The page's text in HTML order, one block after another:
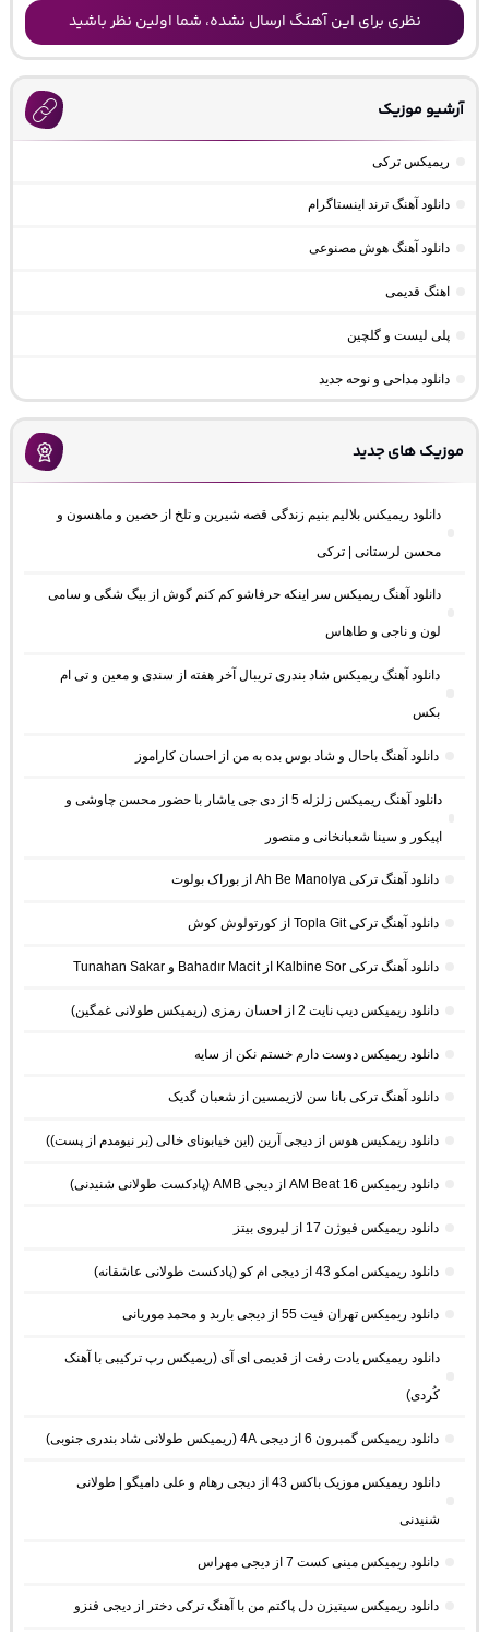
نظری برای این آهنگ ارسال نشده، شما اولین نظر باشید
آرشیو موزیک
ریمیکس ترکی
دانلود آهنگ ترند اینستاگرام
دانلود آهنگ هوش مصنوعی
اهنگ قدیمی
پلی لیست و گلچین
دانلود مداحی و نوحه جدید
موزیک های جدید
دانلود ریمیکس بلالیم بنیم زندگی قصه شیرین و تلخ از حصین و ماهسون و
محسن لرستانی | ترکی
دانلود آهنگ ریمیکس سر اینکه حرفاشو کم کنم گوش از بیگ شگی و سامی
لون و ناجی و طاهاس
دانلود آهنگ ریمیکس شاد بندری تریبال آخر هفته از سندی و معین و تی ام
بکس
دانلود آهنگ باحال و شاد بوس بده به من از احسان کاراموز
دانلود آهنگ ریمیکس زلزله 5 از دی جی یاشار با حضور محسن چاوشی و
اپیکور و سینا شعبانخانی و منصور
دانلود آهنگ ترکی Ah Be Manolya از بوراک بولوت
دانلود آهنگ ترکی Topla Git از کورتولوش کوش
دانلود آهنگ ترکی Kalbine Sor از Bahadır Macit و Tunahan Sakar
دانلود ریمیکس دیپ نایت 2 از احسان رمزی (ریمیکس طولانی غمگین)
دانلود ریمیکس دوست دارم خستم نکن از سایه
دانلود آهنگ ترکی بانا سن لازیمسین از شعبان گدیک
دانلود ریمکیس هوس از دیجی آرین (این خیابونای خالی (بر نیومدم از پست))
دانلود ریمیکس AM Beat 16 از دیجی AMB (پادکست طولانی شنیدنی)
دانلود ریمیکس فیوژن 17 از لیروی بیتز
دانلود ریمیکس امکو 43 از دیجی ام کو (پادکست طولانی عاشقانه)
دانلود ریمیکس تهران فیت 55 از دیجی باربد و محمد موریانی
دانلود ریمیکس یادت رفت از قدیمی ای آی (ریمیکس رپ ترکیبی با آهنک
کُردی)
دانلود ریمیکس گمبرون 6 از دیجی 4A (ریمیکس طولانی شاد بندری جنوبی)
دانلود ریمیکس موزیک باکس 43 از دیجی رهام و علی دامیگو | طولانی
شنیدنی
دانلود ریمیکس مینی کست 7 از دیجی مهراس
دانلود ریمیکس سیتیزن دل پاکتم من با آهنگ ترکی دختر از دیجی فنزو